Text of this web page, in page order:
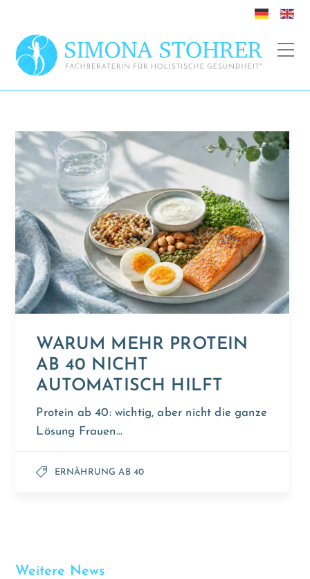
WARUM MEHR PROTEIN
AB 40 NICHT
AUTOMATISCH HILFT
Protein ab 40: wichtig, aber nicht die ganze
Lösung Frauen…
ERNÄHRUNG AB 40
Weitere News